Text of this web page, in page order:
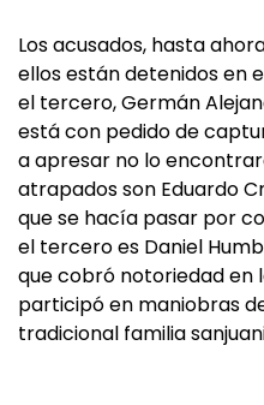
Los acusados, hasta
ellos están detenidos en
el tercero, Germán
está con pedido de
a apresar no lo
atrapados son Eduardo
que se hacía pasar por
el tercero es Daniel
que cobró notoriedad en
participó en maniobras
tradicional familia